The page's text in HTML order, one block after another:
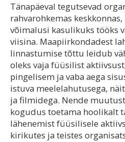
Tänapäeval tegutsevad
rahvarohkemas
võimalusi kasulikuks tööks
viisina. Maapiirkondadest
linnastumise tõttu leidub
oleks vaja füüsilist
pingelisem ja vaba aega
istuva meelelahutusega,
ja filmidega. Nende
kogudus toetama hoolikalt
lähenemist füüsilisele
kirikutes ja teistes